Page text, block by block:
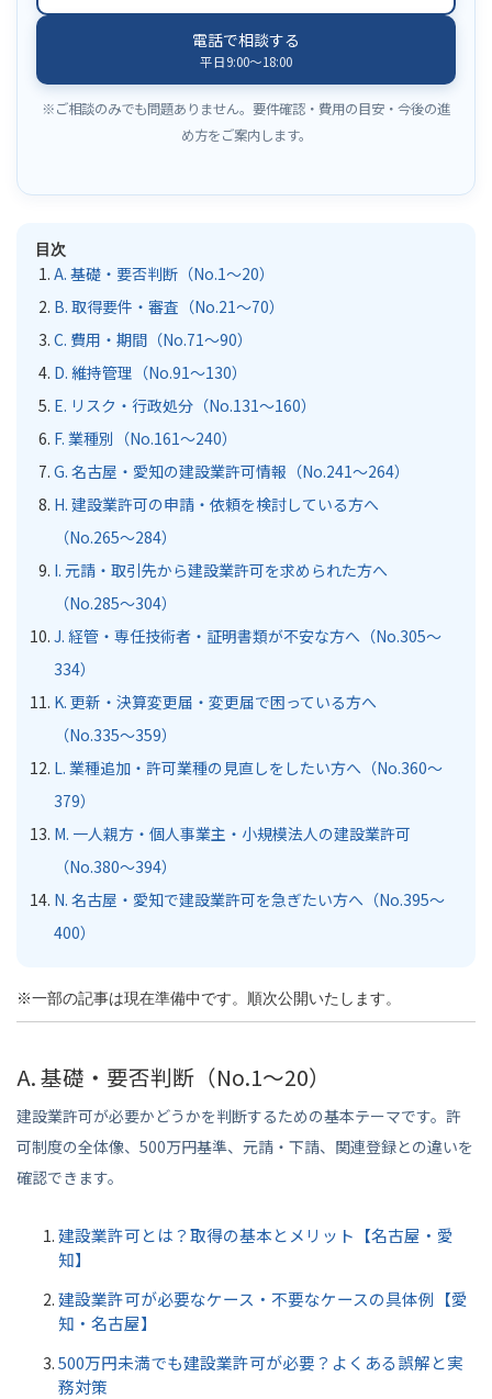
電話で相談する
平日9:00〜18:00
※ご相談のみでも問題ありません。要件確認・費用の目安・今後の進
め方をご案内します。
目次
A. 基礎・要否判断（No.1〜20）
B. 取得要件・審査（No.21〜70）
C. 費用・期間（No.71〜90）
D. 維持管理（No.91〜130）
E. リスク・行政処分（No.131〜160）
F. 業種別（No.161〜240）
G. 名古屋・愛知の建設業許可情報（No.241〜264）
H. 建設業許可の申請・依頼を検討している方へ
（No.265〜284）
I. 元請・取引先から建設業許可を求められた方へ
（No.285〜304）
J. 経管・専任技術者・証明書類が不安な方へ（No.305〜
334）
K. 更新・決算変更届・変更届で困っている方へ
（No.335〜359）
L. 業種追加・許可業種の見直しをしたい方へ（No.360〜
379）
M. 一人親方・個人事業主・小規模法人の建設業許可
（No.380〜394）
N. 名古屋・愛知で建設業許可を急ぎたい方へ（No.395〜
400）
※一部の記事は現在準備中です。順次公開いたします。
A. 基礎・要否判断（No.1〜20）
建設業許可が必要かどうかを判断するための基本テーマです。許
可制度の全体像、500万円基準、元請・下請、関連登録との違いを
確認できます。
建設業許可とは？取得の基本とメリット【名古屋・愛
知】
建設業許可が必要なケース・不要なケースの具体例【愛
知・名古屋】
500万円未満でも建設業許可が必要？よくある誤解と実
務対策